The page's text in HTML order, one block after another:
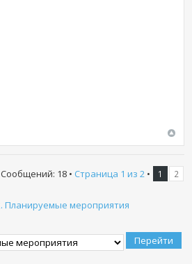
Сообщений: 18 • Страница 1 из 2• 1 2
Планируемые мероприятия